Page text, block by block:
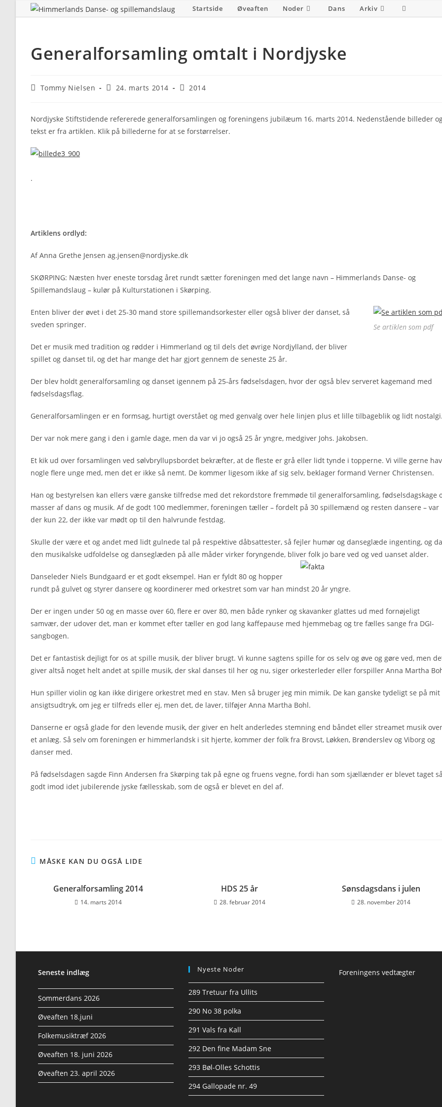
Startside Øveaften Noder Dans Arkiv
Toggle
Generalforsamling omtalt i Nordjyske
PostTommy Nielsen
Post24. marts 2014
Post2014
Nordjyske Stiftstidende refererede generalforsamlingen og foreningens jubilæum 16. marts 2014. Nedenstående billeder
tekst er fra artiklen. Klik på billederne for at se forstørrelser.
.
Artiklens ordlyd:
Af Anna Grethe Jensen ag.jensen@nordjyske.dk
SKØRPING: Næsten hver eneste torsdag året rundt sætter foreningen med det lange navn – Himmerlands Danse- og
Spillemandslaug – kulør på Kulturstationen i Skørping.
Se artiklen som pdf
Enten bliver der øvet i det 25-30 mand store spillemandsorkester eller også bliver der danset, så
sveden springer.
Det er musik med tradition og rødder i Himmerland og til dels det øvrige Nordjylland, der bliver
spillet og danset til, og det har mange det har gjort gennem de seneste 25 år.
Der blev holdt generalforsamling og danset igennem på 25-års fødselsdagen, hvor der også blev serveret kagemand med
fødselsdagsflag.
Generalforsamlingen er en formsag, hurtigt overstået og med genvalg over hele linjen plus et lille tilbageblik og lidt nostalgi.
Der var nok mere gang i den i gamle dage, men da var vi jo også 25 år yngre, medgiver Johs. Jakobsen.
Et kik ud over forsamlingen ved sølvbryllupsbordet bekræfter, at de fleste er grå eller lidt tynde i topperne. Vi ville gerne
nogle flere unge med, men det er ikke så nemt. De kommer ligesom ikke af sig selv, beklager formand Verner Christensen.
Han og bestyrelsen kan ellers være ganske tilfredse med det rekordstore fremmøde til generalforsamling, fødselsdagskage
masser af dans og musik. Af de godt 100 medlemmer, foreningen tæller – fordelt på 30 spillemænd og resten dansere – var
der kun 22, der ikke var mødt op til den halvrunde festdag.
Skulle der være et og andet med lidt gulnede tal på respektive dåbsattester, så fejler humør og danseglæde ingenting, og da
den musikalske udfoldelse og danseglæden på alle måder virker foryngende, bliver folk jo bare ved og ved uanset alder.
Danseleder Niels Bundgaard er et godt eksempel. Han er fyldt 80 og hopper
rundt på gulvet og styrer dansere og koordinerer med orkestret som var han mindst 20 år yngre.
Der er ingen under 50 og en masse over 60, flere er over 80, men både rynker og skavanker glattes ud med fornøjeligt
samvær, der udover det, man er kommet efter tæller en god lang kaffepause med hjemmebag og tre fælles sange fra DGI-
sangbogen.
Det er fantastisk dejligt for os at spille musik, der bliver brugt. Vi kunne sagtens spille for os selv og øve og gøre ved, men
giver altså noget helt andet at spille musik, der skal danses til her og nu, siger orkesterleder eller forspiller Anna Martha
Hun spiller violin og kan ikke dirigere orkestret med en stav. Men så bruger jeg min mimik. De kan ganske tydeligt se på mit
ansigtsudtryk, om jeg er tilfreds eller ej, men det, de laver, tilføjer Anna Martha Bohl.
Danserne er også glade for den levende musik, der giver en helt anderledes stemning end båndet eller streamet musik over
et anlæg. Så selv om foreningen er himmerlandsk i sit hjerte, kommer der folk fra Brovst, Løkken, Brønderslev og Viborg og
danser med.
På fødselsdagen sagde Finn Andersen fra Skørping tak på egne og fruens vegne, fordi han som sjællænder er blevet taget så
godt imod idet jubilerende jyske fællesskab, som de også er blevet en del af.
MÅSKE KAN DU OGSÅ LIDE
Generalforsamling 2014
14. marts 2014
HDS 25 år
28. februar 2014
Sønsdagsdans i julen
28. november 2014
Seneste indlæg
Sommerdans 2026
Øveaften 18.juni
Folkemusiktræf 2026
Øveaften 18. juni 2026
Øveaften 23. april 2026
Nyeste Noder
289 Tretuur fra Ullits
290 No 38 polka
291 Vals fra Kall
292 Den fine Madam Sne
293 Bøl-Olles Schottis
294 Gallopade nr. 49
Foreningens vedtægter